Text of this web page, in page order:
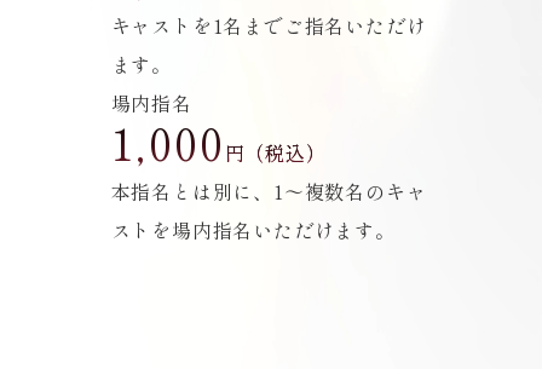
キャストを1名までご指名いただけ
ます。
場内指名
1,000 円（税込）
本指名とは別に、1～複数名のキャ
ストを場内指名いただけます。